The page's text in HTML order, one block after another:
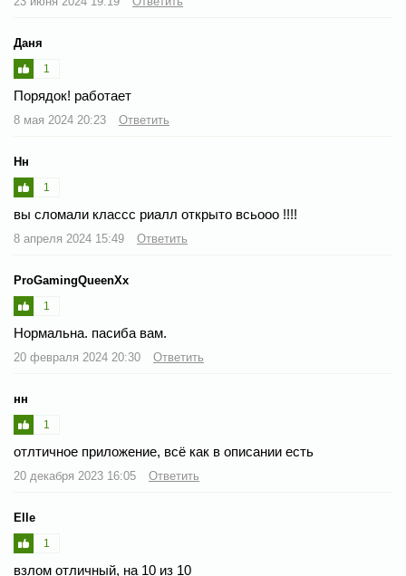
Даня
1
Порядок! работает
8 мая 2024 20:23 Ответить
Нн
1
вы сломали классс риалл открыто всьооо !!!!
8 апреля 2024 15:49 Ответить
ProGamingQueenXx
1
Нормальна. пасиба вам.
20 февраля 2024 20:30 Ответить
нн
1
отлтичное приложение, всё как в описании есть
20 декабря 2023 16:05 Ответить
Elle
1
взлом отличный, на 10 из 10